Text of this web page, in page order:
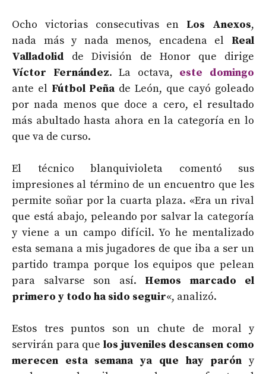
Ocho victorias consecutivas en Los Anexos,
nada más y nada menos, encadena el Real
Valladolid de División de Honor que dirige
Víctor Fernández. La octava, este domingo
ante el Fútbol Peña de León, que cayó goleado
por nada menos que doce a cero, el resultado
más abultado hasta ahora en la categoría en lo
que va de curso.
El técnico blanquivioleta comentó sus
impresiones al término de un encuentro que les
permite soñar por la cuarta plaza. «Era un rival
que está abajo, peleando por salvar la categoría
y viene a un campo difícil. Yo he mentalizado
esta semana a mis jugadores de que iba a ser un
partido trampa porque los equipos que pelean
para salvarse son así. Hemos marcado el
primero y todo ha sido seguir«, analizó.
Estos tres puntos son un chute de moral y
servirán para que los juveniles descansen como
merecen esta semana ya que hay parón y